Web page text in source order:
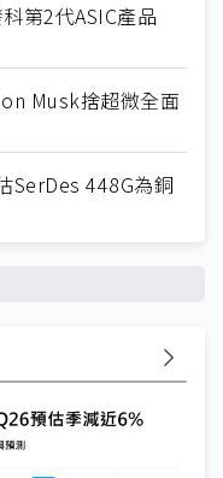
第2代ASIC產品
Musk捨超微全面
448G為銅